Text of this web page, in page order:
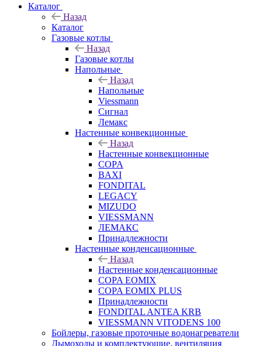
Каталог
Назад
Каталог
Газовые котлы
Назад
Газовые котлы
Напольные
Назад
Напольные
Viessmann
Сигнал
Лемакс
Настенные конвекционные
Назад
Настенные конвекционные
COPA
BAXI
FONDITAL
LEGACY
MIZUDO
VIESSMANN
ЛЕМАКС
Принадлежности
Настенные конденсационные
Назад
Настенные конденсационные
COPA EOMIX
COPA EOMIX PLUS
Принадлежности
FONDITAL ANTEA KRB
VIESSMANN VITODENS 100
Бойлеры, газовые проточные водонагреватели
Дымоходы и комплектующие, вентиляция